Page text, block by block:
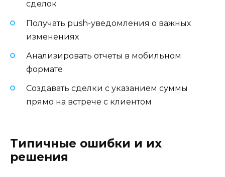
сделок
Получать push-уведомления о важных
изменениях
Анализировать отчеты в мобильном
формате
Создавать сделки с указанием суммы
прямо на встрече с клиентом
Типичные ошибки и их
решения